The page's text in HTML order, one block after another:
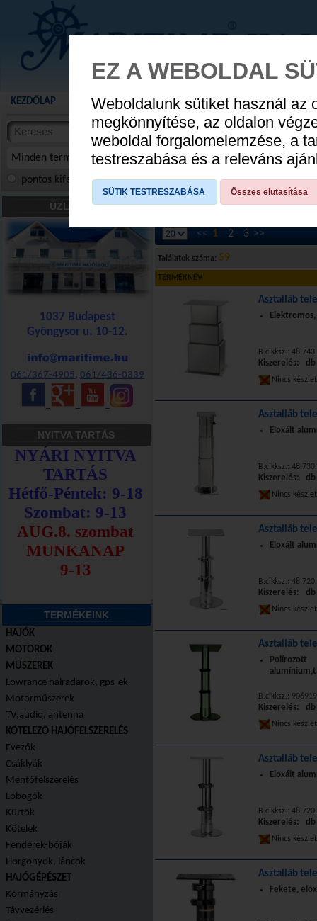
AUGUSZTUS
KEZDŐLAP AKCIÓS TERMÉKEK WEBÁRUHÁZ HÍREK
Minden termék
termékekben
cikkekben
pontos kifejezés összes szóra szóra, szótöredék
ÜZLETÜNK
1037 Budapest
Gyöngysor u. 10-12.
061/367-4905,061/436-0339
NYITVA TARTÁS
TERMÉKEINK
HAJÓK
MOTOROK
MŰSZEREK
Lowrance halradarok, gps-ek
Motorműszerek
TV,audio, antenna
KÖTELEZŐ HAJÓFELSZERELÉS
Evezők
Csáklyák
Mentőfelszerelés
Lobogók
Kürtök
Kötelek
Fenderek-bóják
Horgonyok, láncok
HAJÓGÉPÉSZET
Kormányzás
Távvezérlés
Fedélzet, bútor»Asztal, asztalláb
<< 1 2 3 >>
Találatok száma: 59
TERMÉKNÉV
Asztalláb
B.cikksz.:
Kiszerelés: db
Nincs
Asztalláb
Eloxált
B.cikksz.:
Kiszerelés: db
Nincs
Asztalláb
Eloxált
B.cikksz.:
Kiszerelés: db
Nincs
Asztalláb
Polírozott
B.cikksz.:
Kiszerelés: db
Nincs
Asztalláb
Eloxált
B.cikksz.:
Kiszerelés: db
Nincs
Asztalláb
Fekete,
EZ A WEBOLDAL
Weboldalunk sütiket használ az
megkönnyítése, az oldalon
weboldal forgalomelemzése, a
testreszabása és a releváns
SÜTIK TESTRESZABÁSA Összes elutasítása